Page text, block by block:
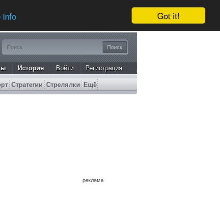
Got it!
info
История Войти Регистрация
Стратегии Стрелялки Ещё
реклама